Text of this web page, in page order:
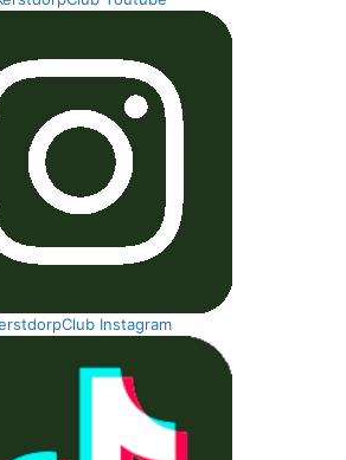
Instagram